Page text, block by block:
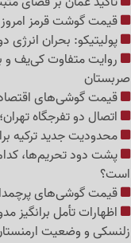
قیمت گوشت قرمز امروز 17 مرداد 1405 + جدول قیمت ها
پولیتیکو: بحران انرژی
روایت متفاوت کی‌یف و
صربستان
قیمت گوشی‌های اقتصادی امروز شنبه
اتصال دو تفرجگاه
محدودیت جدید ترکیه
پشت دود تحریم‌ها،
است؟
قیمت گوشی‌های پرچمدار امروز شنبه
اظهارات تأمل برانگیز
زلنسکی و وضعیت